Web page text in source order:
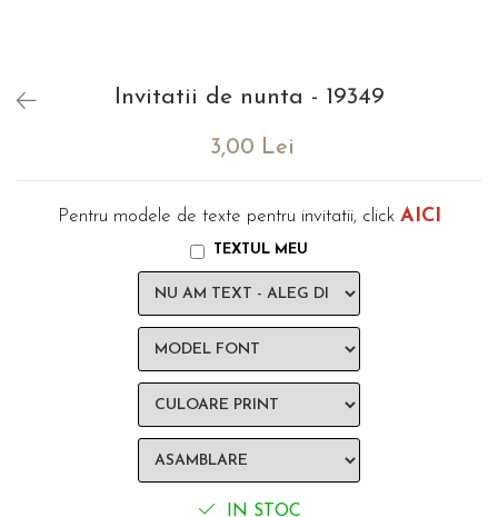
Plachete personalizate
Pahare personalizate
Invitatii de nunta - 19349
3,00 Lei
Pentru modele de texte pentru invitatii, click AICI
TEXTUL MEU
IN STOC